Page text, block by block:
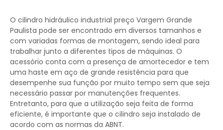
O cilindro hidráulico industrial preço Vargem Grande
Paulista pode ser encontrado em diversos tamanhos e
com variadas formas de montagem, sendo ideal para
trabalhar junto a diferentes tipos de máquinas. O
acessório conta com a presença de amortecedor e tem
uma haste em aço de grande resistência para que
desempenhe sua função por muito tempo sem que seja
necessário passar por manutenções frequentes.
Entretanto, para que a utilização seja feita de forma
eficiente, é importante que o cilindro seja instalado de
acordo com as normas da ABNT.